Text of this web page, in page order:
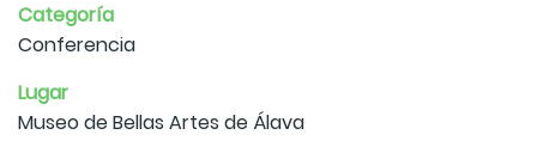
Categoría
Conferencia
Lugar
Museo de Bellas Artes de Álava